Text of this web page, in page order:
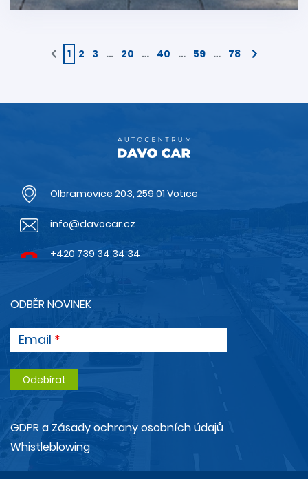
1 2 3 … 20 … 40 … 59 … 78
Olbramovice 203, 259 01 Votice
info@davocar.cz
+420 739 34 34 34
ODBĚR NOVINEK
Email
GDPR a Zásady ochrany osobních údajů
Whistleblowing